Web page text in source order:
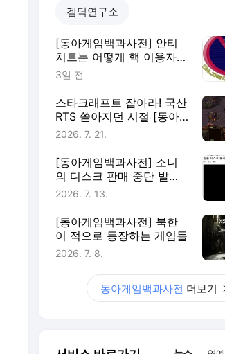
겜덕연구소
[동아게임백과사전] 안티
치트는 어떻게 핵 이용자를
잡을까?
3일 전
스타크래프트 잡아라! 국산
RTS 쏟아지던 시절 [동아
게임백과사전]
2026. 7. 21.
[동아게임백과사전] 소니
의 디스크 판매 중단 발표.
왜 난리인가?
2026. 7. 13.
[동아게임백과사전] 북한
이 적으로 등장하는 게임들
2026. 7. 8.
동아게임백과사전 더보기